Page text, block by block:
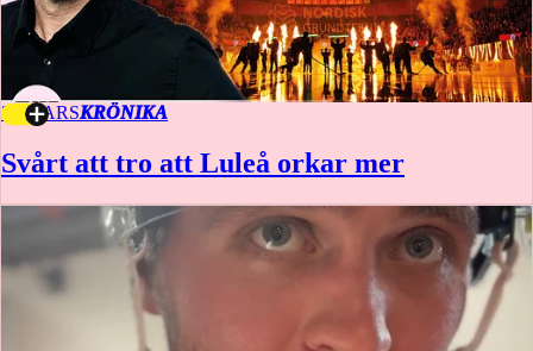
31 MARSKRÖNIKA
Svårt att tro att Luleå orkar mer